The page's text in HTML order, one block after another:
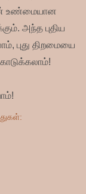
உண்மையான
அந்த புதிய
புது திறமையை